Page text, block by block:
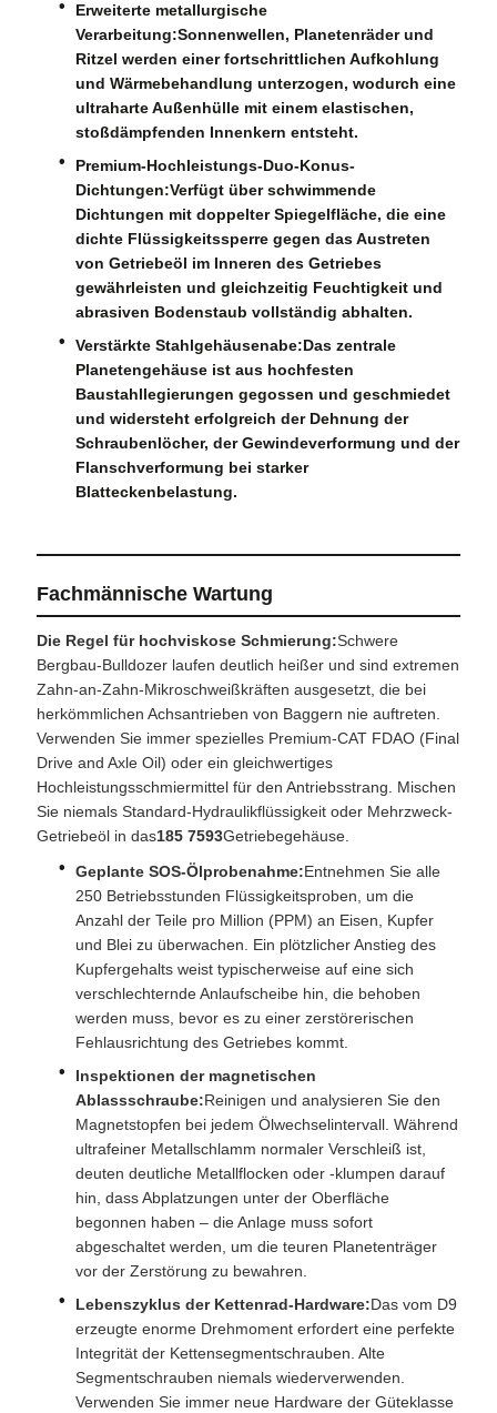
Erweiterte metallurgische
Verarbeitung:Sonnenwellen, Planetenräder und
Ritzel werden einer fortschrittlichen Aufkohlung
und Wärmebehandlung unterzogen, wodurch eine
ultraharte Außenhülle mit einem elastischen,
stoßdämpfenden Innenkern entsteht.
Premium-Hochleistungs-Duo-Konus-
Dichtungen:Verfügt über schwimmende
Dichtungen mit doppelter Spiegelfläche, die eine
dichte Flüssigkeitssperre gegen das Austreten
von Getriebeöl im Inneren des Getriebes
gewährleisten und gleichzeitig Feuchtigkeit und
abrasiven Bodenstaub vollständig abhalten.
Verstärkte Stahlgehäusenabe:Das zentrale
Planetengehäuse ist aus hochfesten
Baustahllegierungen gegossen und geschmiedet
und widersteht erfolgreich der Dehnung der
Schraubenlöcher, der Gewindeverformung und der
Flanschverformung bei starker
Blatteckenbelastung.
Fachmännische Wartung
Die Regel für hochviskose Schmierung:Schwere
Bergbau-Bulldozer laufen deutlich heißer und sind extremen
Zahn-an-Zahn-Mikroschweißkräften ausgesetzt, die bei
herkömmlichen Achsantrieben von Baggern nie auftreten.
Verwenden Sie immer spezielles Premium-CAT FDAO (Final
Drive and Axle Oil) oder ein gleichwertiges
Hochleistungsschmiermittel für den Antriebsstrang. Mischen
Sie niemals Standard-Hydraulikflüssigkeit oder Mehrzweck-
Getriebeöl in das185 7593Getriebegehäuse.
Geplante SOS-Ölprobenahme:Entnehmen Sie alle
250 Betriebsstunden Flüssigkeitsproben, um die
Anzahl der Teile pro Million (PPM) an Eisen, Kupfer
und Blei zu überwachen. Ein plötzlicher Anstieg des
Kupfergehalts weist typischerweise auf eine sich
verschlechternde Anlaufscheibe hin, die behoben
werden muss, bevor es zu einer zerstörerischen
Fehlausrichtung des Getriebes kommt.
Inspektionen der magnetischen
Ablassschraube:Reinigen und analysieren Sie den
Magnetstopfen bei jedem Ölwechselintervall. Während
ultrafeiner Metallschlamm normaler Verschleiß ist,
deuten deutliche Metallflocken oder -klumpen darauf
hin, dass Abplatzungen unter der Oberfläche
begonnen haben – die Anlage muss sofort
abgeschaltet werden, um die teuren Planetenträger
vor der Zerstörung zu bewahren.
Lebenszyklus der Kettenrad-Hardware:Das vom D9
erzeugte enorme Drehmoment erfordert eine perfekte
Integrität der Kettensegmentschrauben. Alte
Segmentschrauben niemals wiederverwenden.
Verwenden Sie immer neue Hardware der Güteklasse